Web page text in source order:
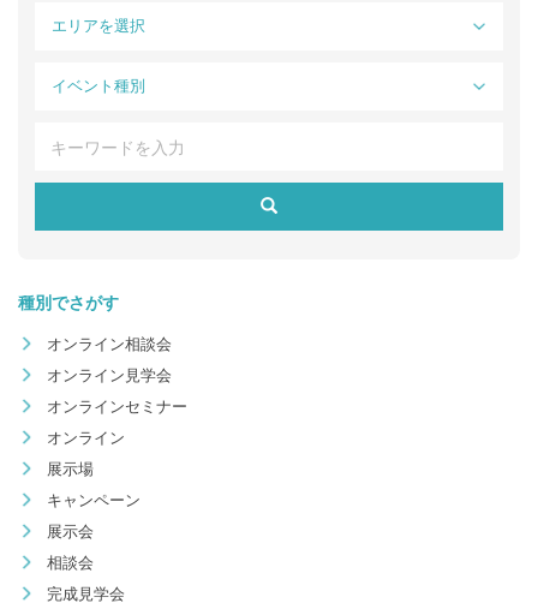
エリアを選択
イベント種別
種別でさがす
オンライン相談会
オンライン見学会
オンラインセミナー
オンライン
展示場
キャンペーン
展示会
相談会
完成見学会